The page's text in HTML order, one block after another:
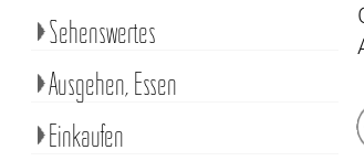
Sehenswertes
Ausgehen, Essen
Einkaufen